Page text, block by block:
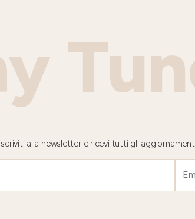
alla newsletter e ricevi tutti gli